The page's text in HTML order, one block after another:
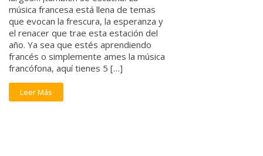
música francesa está llena de temas
que evocan la frescura, la esperanza y
el renacer que trae esta estación del
año. Ya sea que estés aprendiendo
francés o simplemente ames la música
francófona, aquí tienes 5 […]
Leer Más